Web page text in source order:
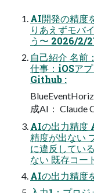
AI開発の精度
りあえずモバ
う〜 2026/2/
自己紹介 名
仕事：iOSア
Github :
成AI： Claude
AIの出力精度
精度が出ない
に違反してい
ない 既存コー
AIの出力精度